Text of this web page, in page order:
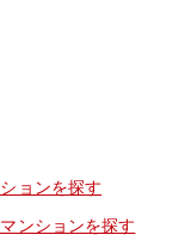
ョンを探す
ンションを探す